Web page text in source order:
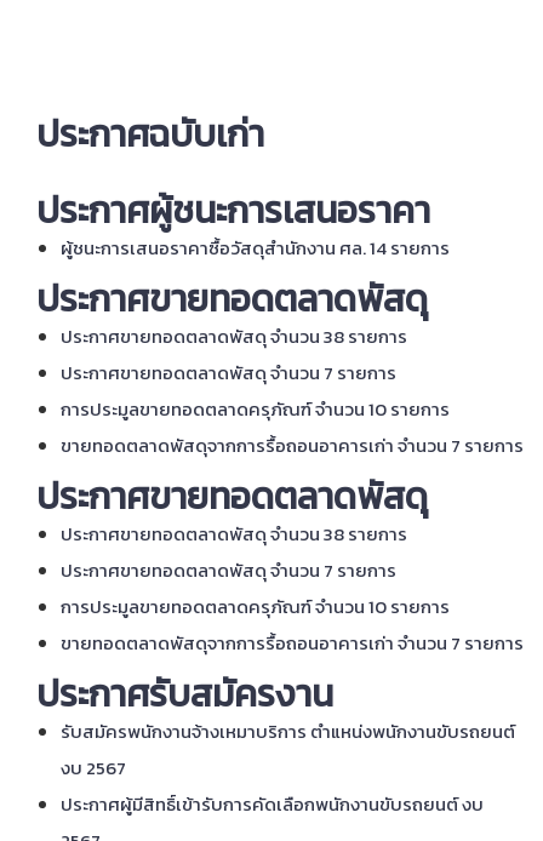
ประกาศฉบับเก่า
ประกาศผู้ชนะการเสนอราคา
ผู้ชนะการเสนอราคาซื้อวัสดุสำนักงาน ศล. 14 รายการ
ประกาศขายทอดตลาดพัสดุ
ประกาศขายทอดตลาดพัสดุ จำนวน 38 รายการ
ประกาศขายทอดตลาดพัสดุ จำนวน 7 รายการ
การประมูลขายทอดตลาดครุภัณฑ์ จำนวน 10 รายการ
ขายทอดตลาดพัสดุจากการรื้อถอนอาคารเก่า จำนวน 7 รายการ
ประกาศขายทอดตลาดพัสดุ
ประกาศขายทอดตลาดพัสดุ จำนวน 38 รายการ
ประกาศขายทอดตลาดพัสดุ จำนวน 7 รายการ
การประมูลขายทอดตลาดครุภัณฑ์ จำนวน 10 รายการ
ขายทอดตลาดพัสดุจากการรื้อถอนอาคารเก่า จำนวน 7 รายการ
ประกาศรับสมัครงาน
รับสมัครพนักงานจ้างเหมาบริการ ตำแหน่งพนักงานขับรถยนต์
งบ 2567
ประกาศผู้มีสิทธิ์เข้ารับการคัดเลือกพนักงานขับรถยนต์ งบ